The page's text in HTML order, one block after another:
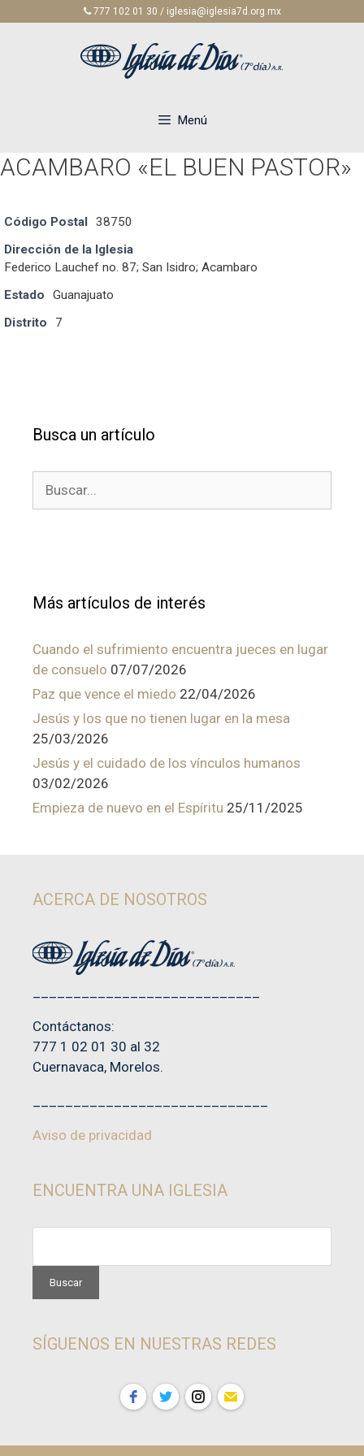
777 102 01 30 / iglesia@iglesia7d.org.mx
Menú
ACAMBARO «EL BUEN PASTOR»
Código Postal 38750
Dirección de la Iglesia
Federico Lauchef no. 87; San Isidro; Acambaro
Estado
Guanajuato
Distrito
7
Busca un artículo
Más artículos de interés
Cuando el sufrimiento encuentra jueces en lugar
de consuelo 07/07/2026
Paz que vence el miedo 22/04/2026
Jesús y los que no tienen lugar en la mesa
25/03/2026
Jesús y el cuidado de los vínculos humanos
03/02/2026
Empieza de nuevo en el Espíritu 25/11/2025
ACERCA DE NOSOTROS
Contáctanos:
777 1 02 01 30 al 32
Cuernavaca, Morelos.
Aviso de privacidad
ENCUENTRA UNA IGLESIA
SÍGUENOS EN NUESTRAS REDES